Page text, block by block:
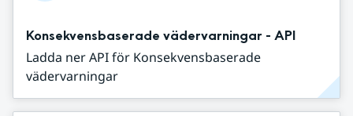
Konsekvensbaserade vädervarningar - API
Ladda ner API för Konsekvensbaserade
vädervarningar